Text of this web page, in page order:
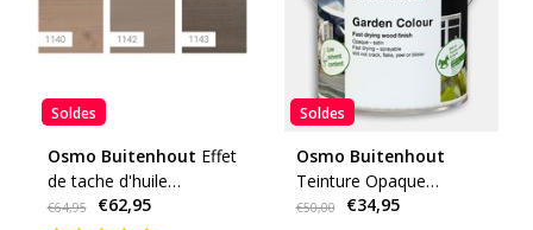
Soldes
Osmo Buitenhout Effet
de tache d'huile
naturelle (couleurs
€64,95 €62,95
Soldes
Osmo Buitenhout
Teinture Opaque
(cliquez ici pour votre
€50,00 €34,95